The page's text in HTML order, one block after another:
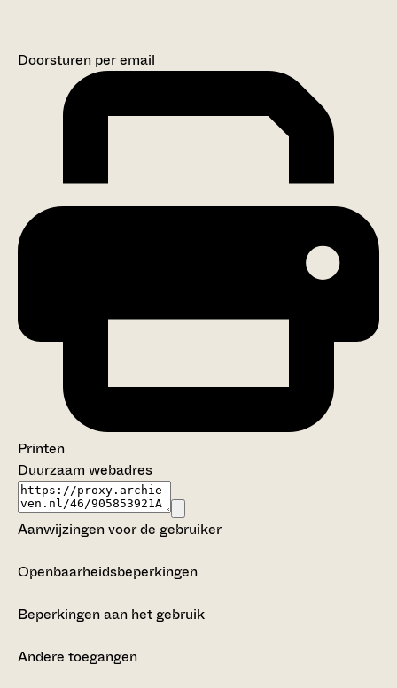
Doorsturen per email
Printen
Duurzaam webadres
Aanwijzingen voor de gebruiker
Openbaarheidsbeperkingen
Beperkingen aan het gebruik
Andere toegangen